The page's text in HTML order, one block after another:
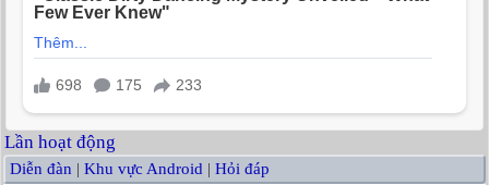
Lần hoạt động
Diễn đàn | Khu vực Android | Hỏi đáp